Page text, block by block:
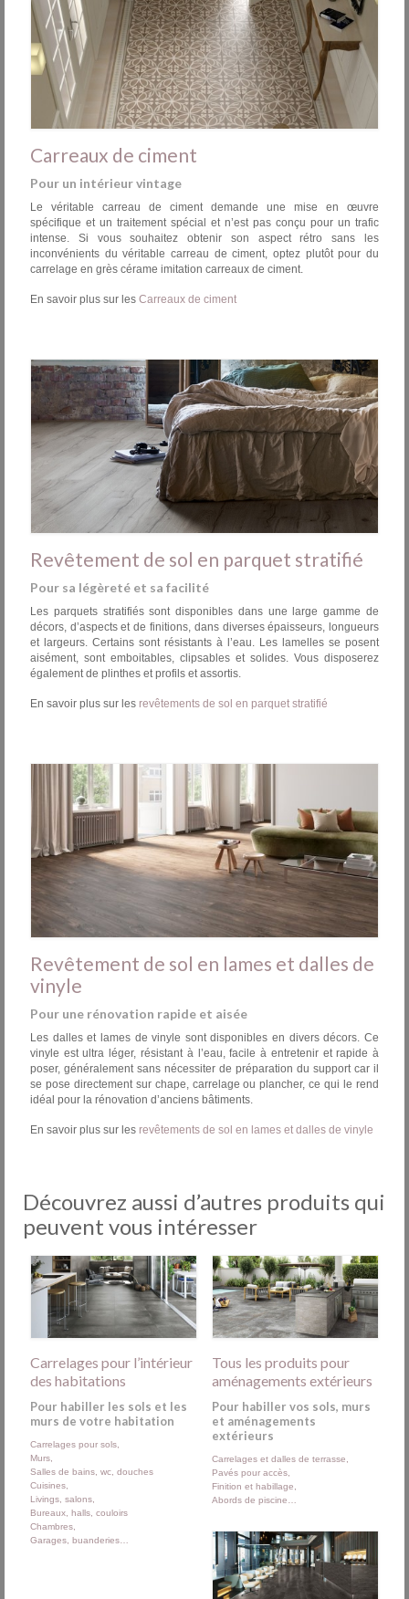
Carreaux de ciment
Pour un intérieur vintage
Le véritable carreau de ciment demande une mise en œuvre
spécifique et un traitement spécial et n’est pas conçu pour un trafic
intense. Si vous souhaitez obtenir son aspect rétro sans les
inconvénients du véritable carreau de ciment, optez plutôt pour du
carrelage en grès cérame imitation carreaux de ciment.
En savoir plus sur les Carreaux de ciment
Revêtement de sol en parquet stratifié
Pour sa légèreté et sa facilité
Les parquets stratifiés sont disponibles dans une large gamme de
décors, d’aspects et de finitions, dans diverses épaisseurs, longueurs
et largeurs. Certains sont résistants à l’eau. Les lamelles se posent
aisément, sont emboitables, clipsables et solides. Vous disposerez
également de plinthes et profils et assortis.
En savoir plus sur les revêtements de sol en parquet stratifié
Revêtement de sol en lames et dalles de
vinyle
Pour une rénovation rapide et aisée
Les dalles et lames de vinyle sont disponibles en divers décors. Ce
vinyle est ultra léger, résistant à l’eau, facile à entretenir et rapide à
poser, généralement sans nécessiter de préparation du support car il
se pose directement sur chape, carrelage ou plancher, ce qui le rend
idéal pour la rénovation d’anciens bâtiments.
En savoir plus sur les revêtements de sol en lames et dalles de vinyle
Découvrez aussi d’autres produits qui
peuvent vous intéresser
Carrelages pour l’intérieur
des habitations
Pour habiller les sols et les
murs de votre habitation
Carrelages pour sols,
Murs,
Salles de bains, wc, douches
Cuisines,
Livings, salons,
Bureaux, halls, couloirs
Chambres,
Garages, buanderies…
Tous les produits pour
aménagements extérieurs
Pour habiller vos sols, murs
et aménagements
extérieurs
Carrelages et dalles de terrasse,
Pavés pour accès,
Finition et habillage,
Abords de piscine…